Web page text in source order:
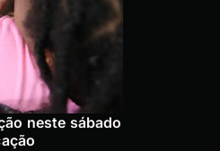
neste sábado